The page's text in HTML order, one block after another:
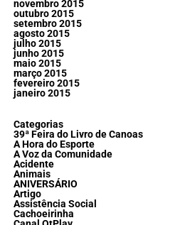
novembro 2015
outubro 2015
setembro 2015
agosto 2015
julho 2015
junho 2015
maio 2015
março 2015
fevereiro 2015
janeiro 2015
Categorias
39ª Feira do Livro de Canoas
A Hora do Esporte
A Voz da Comunidade
Acidente
Animais
ANIVERSÁRIO
Artigo
Assistência Social
Cachoeirinha